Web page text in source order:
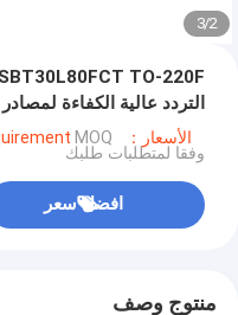
2
/
3
التردد عالية الكفاءة
الأسعار：According to your order requirement
وفقا لمتطلبات طلبك
افضل سعر
منتوج وصف